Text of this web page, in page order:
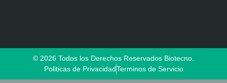
© 2026 Todos los Derechos Reservados Biotecno.
Politicas de PrivacidadTerminos de Servicio